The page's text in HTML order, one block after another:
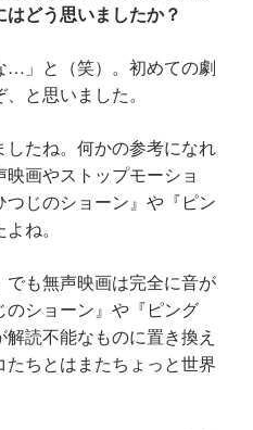
どう思いましたか？
…」と（笑）。初めての劇
と思いました。
たね。何かの参考になれ
画やストップモーショ
じのショーン』や『ピン
ね。
も無声映画は完全に音が
ショーン』や『ピング
読不能なものに置き換え
ちとはまたちょっと世界